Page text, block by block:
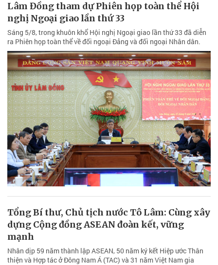
Lâm Đồng tham dự Phiên họp toàn thể Hội
nghị Ngoại giao lần thứ 33
Sáng 5/8, trong khuôn khổ Hội nghị Ngoại giao lần thứ 33 đã diễn
ra Phiên họp toàn thể về đối ngoại Đảng và đối ngoại Nhân dân.
Tổng Bí thư, Chủ tịch nước Tô Lâm: Cùng xây
dựng Cộng đồng ASEAN đoàn kết, vững
mạnh
Nhân dịp 59 năm thành lập ASEAN, 50 năm ký kết Hiệp ước Thân
thiện và Hợp tác ở Đông Nam Á (TAC) và 31 năm Việt Nam gia